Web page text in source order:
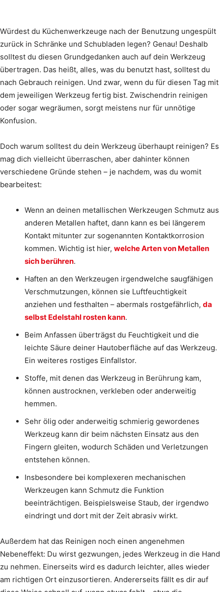
Würdest du Küchenwerkzeuge nach der Benutzung ungespült
zurück in Schränke und Schubladen legen? Genau! Deshalb
solltest du diesen Grundgedanken auch auf dein Werkzeug
übertragen. Das heißt, alles, was du benutzt hast, solltest du
nach Gebrauch reinigen. Und zwar, wenn du für diesen Tag mit
dem jeweiligen Werkzeug fertig bist. Zwischendrin reinigen
oder sogar wegräumen, sorgt meistens nur für unnötige
Konfusion.
Doch warum solltest du dein Werkzeug überhaupt reinigen? Es
mag dich vielleicht überraschen, aber dahinter können
verschiedene Gründe stehen – je nachdem, was du womit
bearbeitest:
Wenn an deinen metallischen Werkzeugen Schmutz aus
anderen Metallen haftet, dann kann es bei längerem
Kontakt mitunter zur sogenannten Kontaktkorrosion
kommen. Wichtig ist hier, welche Arten von Metallen
sich berühren.
Haften an den Werkzeugen irgendwelche saugfähigen
Verschmutzungen, können sie Luftfeuchtigkeit
anziehen und festhalten – abermals rostgefährlich, da
selbst Edelstahl rosten kann.
Beim Anfassen überträgst du Feuchtigkeit und die
leichte Säure deiner Hautoberfläche auf das Werkzeug.
Ein weiteres rostiges Einfallstor.
Stoffe, mit denen das Werkzeug in Berührung kam,
können austrocknen, verkleben oder anderweitig
hemmen.
Sehr ölig oder anderweitig schmierig gewordenes
Werkzeug kann dir beim nächsten Einsatz aus den
Fingern gleiten, wodurch Schäden und Verletzungen
entstehen können.
Insbesondere bei komplexeren mechanischen
Werkzeugen kann Schmutz die Funktion
beeinträchtigen. Beispielsweise Staub, der irgendwo
eindringt und dort mit der Zeit abrasiv wirkt.
Außerdem hat das Reinigen noch einen angenehmen
Nebeneffekt: Du wirst gezwungen, jedes Werkzeug in die Hand
zu nehmen. Einerseits wird es dadurch leichter, alles wieder
am richtigen Ort einzusortieren. Andererseits fällt es dir auf